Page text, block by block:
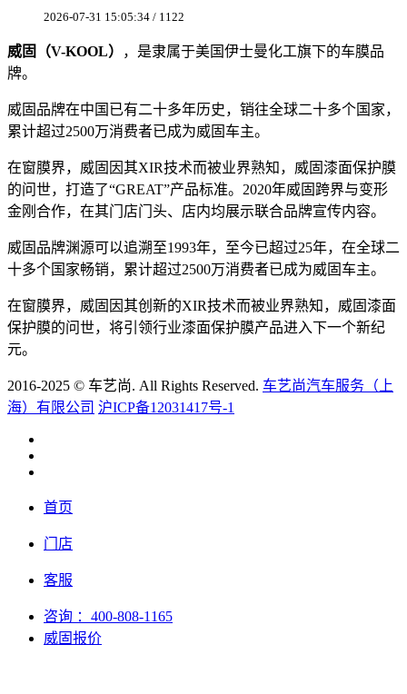
2026-07-31 15:05:34 / 1122
威固（V-KOOL）
，是隶属于美国伊士曼化工旗下的车膜品
牌。
威固品牌在中国已有二十多年历史，销往全球二十多个国家，
累计超过2500万消费者已成为威固车主。
在窗膜界，威固因其XIR技术而被业界熟知，威固漆面保护膜
的问世，打造了“GREAT”产品标准。2020年威固跨界与变形
金刚合作，在其门店门头、店内均展示联合品牌宣传内容。
威固品牌渊源可以追溯至1993年，至今已超过25年，在全球二
十多个国家畅销，累计超过2500万消费者已成为威固车主。
在窗膜界，威固因其创新的XIR技术而被业界熟知，威固漆面
保护膜的问世，将引领行业漆面保护膜产品进入下一个新纪
元。
2016-2025 © 车艺尚. All Rights Reserved. 车艺尚汽车服务（上
海）有限公司 沪ICP备12031417号-1
首页
门店
客服
咨询 ：400-808-1165
威固报价